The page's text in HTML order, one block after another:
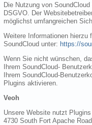
Die Nutzung von
DSGVO. Der
möglichst umfangreichen
Weitere Informationen hierzu
SoundCloud unter: https://
Wenn Sie nicht wünschen,
Ihrem SoundCloud-
Ihrem SoundCloud-
Plugins aktivieren.
Veoh
Unsere Website nutzt
4730 South Fort Apache